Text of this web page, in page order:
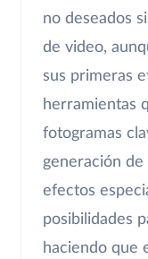
no deseados
de video,
sus primeras
herramientas
fotogramas
generación de
efectos
posibilidades
haciendo que